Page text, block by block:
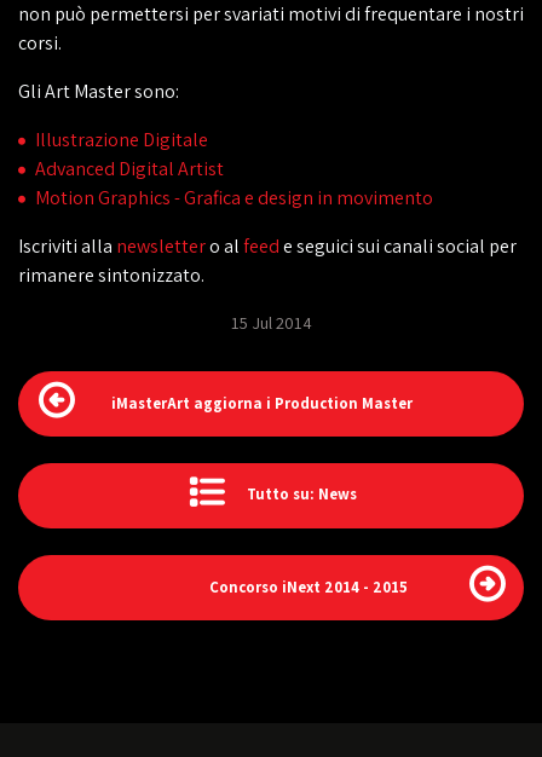
non può permettersi per svariati motivi di frequentare i nostri
corsi.
Gli Art Master sono:
Illustrazione Digitale
Advanced Digital Artist
Motion Graphics - Grafica e design in movimento
Iscriviti alla newslettero alfeede seguici sui canali social per
rimanere sintonizzato.
15 Jul 2014
iMasterArt aggiorna i Production Master
Tutto su: News
Concorso iNext 2014 - 2015